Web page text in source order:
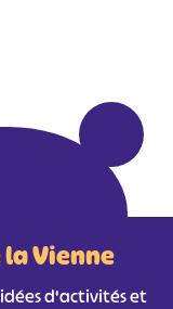
Vienne
idées d'activités et